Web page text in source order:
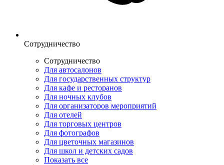
Сотрудничество
Сотрудничество
Для автосалонов
Для государственных структур
Для кафе и ресторанов
Для ночных клубов
Для организаторов мероприятий
Для отелей
Для торговых центров
Для фотографов
Для цветочных магазинов
Для школ и детских садов
Показать все